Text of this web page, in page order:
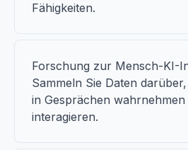
Fähigkeiten.
Forschung zur Mensch-KI-
Sammeln Sie Daten
in Gesprächen
interagieren.